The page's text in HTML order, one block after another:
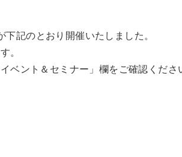
記のとおり開催いたしました。
。
ベント＆セミナー」欄をご確認くださ